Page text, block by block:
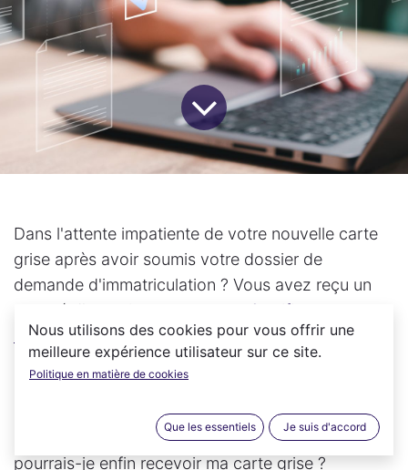
Dans l'attente impatiente de votre nouvelle carte
grise après avoir soumis votre dossier de
demande d'immatriculation ? Vous avez reçu un
accusé d'enregistrement ou un
Certificat
Provisoire d'Immatriculation(CPI), mais le précieux
sésame n'a toujours pas atterri dans votre boîte
aux lettres ? Cette situation peut susciter des
interrogations et de l'anxiété : où en est
exactement le traitement de ma demande ? Quand
pourrais-je enfin recevoir ma carte grise ?
Nous utilisons des cookies pour vous offrir une
meilleure expérience utilisateur sur ce site.
Politique en matière de cookies
Que les essentiels Je suis d'accord